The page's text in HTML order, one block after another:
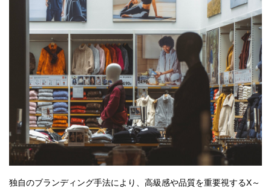
独自のブランディング手法により、高級感や品質を重要視するX～